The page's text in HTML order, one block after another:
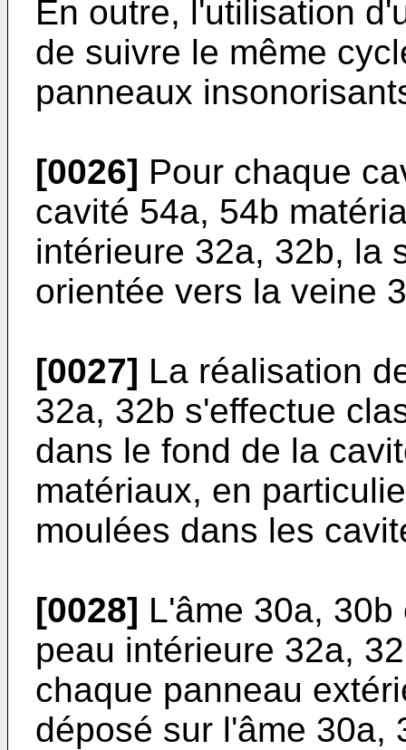
En outre, l'utilisation
de suivre le même
panneaux
[0026] Pour chaque
cavité 54a, 54b
intérieure 32a, 32b, la
orientée vers la veine
[0027] La réalisation
32a, 32b s'effectue
dans le fond de la
matériaux, en
moulées dans les
[0028] L'âme 30a,
peau intérieure 32a,
chaque panneau
déposé sur l'âme 30a,